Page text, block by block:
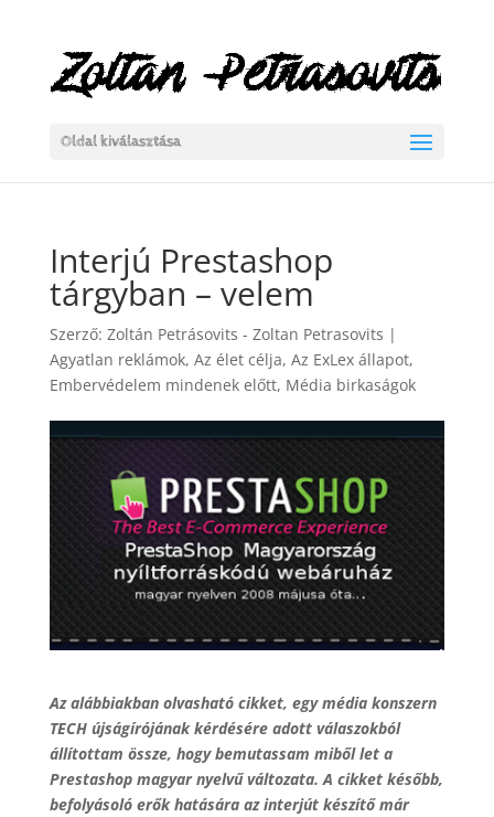
Oldal kiválasztása
Interjú Prestashop
tárgyban – velem
Szerző: Zoltán Petrásovits - Zoltan Petrasovits |
Agyatlan reklámok, Az élet célja, Az ExLex állapot,
Embervédelem mindenek előtt, Média birkaságok
Az alábbiakban olvasható cikket, egy média konszern
TECH újságírójának kérdésére adott válaszokból
állítottam össze, hogy bemutassam miből let a
Prestashop magyar nyelvű változata. A cikket később,
befolyásoló erők hatására az interjút készítő már